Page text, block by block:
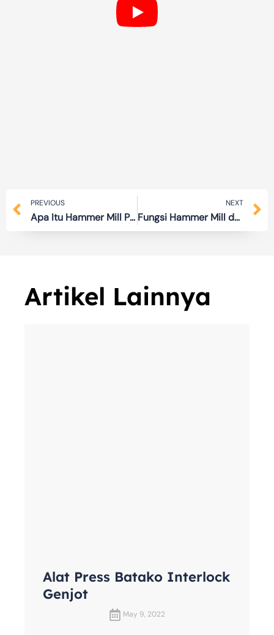
Prev
PREVIOUS
Apa Itu Hammer Mill Penjelasan Lengkap untuk Produksi Industri
NEXT
Fungsi Hammer Mill dalam Optimasi Proses Produksi Modern
Artikel Lainnya
Alat Press Batako Interlock
Genjot
May 9, 2022